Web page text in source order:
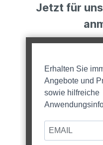
Jetzt für
Erhalten Sie
Angebote und
sowie hilfreiche